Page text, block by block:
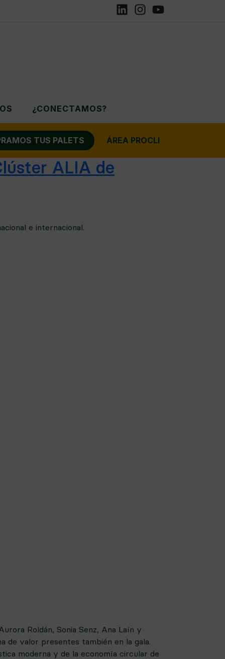
LinkedinInstagramYouTube
¿CONECTAMOS?
TUS PALETS ÁREA PROCLI
ALIA de
e internacional.
Roldán, Sonia Senz, Ana Laín y
de valor presentes también en la gala.
moderna y de la economía circular de